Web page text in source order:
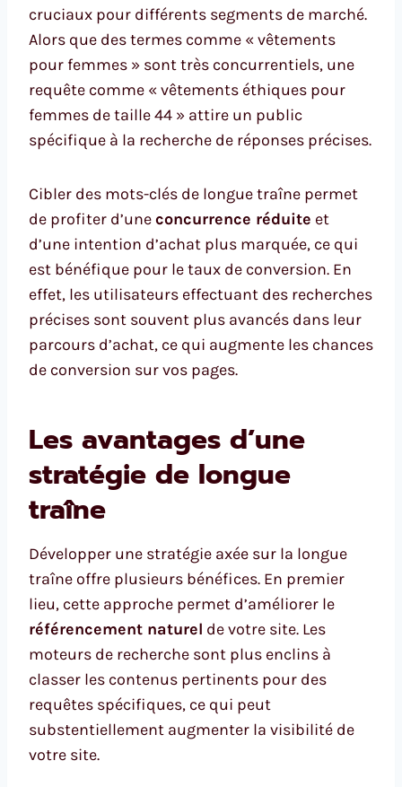
cruciaux pour différents segments de marché.
Alors que des termes comme « vêtements
pour femmes » sont très concurrentiels, une
requête comme « vêtements éthiques pour
femmes de taille 44 » attire un public
spécifique à la recherche de réponses précises.
Cibler des mots-clés de longue traîne permet
de profiter d’uneconcurrence réduite et
d’une intention d’achat plus marquée, ce qui
est bénéfique pour le taux de conversion. En
effet, les utilisateurs effectuant des recherches
précises sont souvent plus avancés dans leur
parcours d’achat, ce qui augmente les chances
de conversion sur vos pages.
Les avantages d’une
stratégie de longue
traîne
Développer une stratégie axée sur la longue
traîne offre plusieurs bénéfices. En premier
lieu, cette approche permet d’améliorer le
référencement naturel de votre site. Les
moteurs de recherche sont plus enclins à
classer les contenus pertinents pour des
requêtes spécifiques, ce qui peut
substentiellement augmenter la visibilité de
votre site.